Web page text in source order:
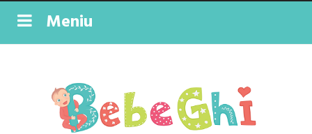
Meniu